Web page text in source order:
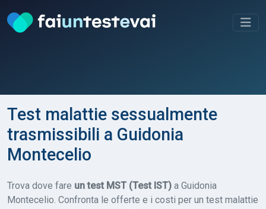
Test malattie sessualmente
trasmissibili a Guidonia
Montecelio
Trova dove fare un test MST (Test IST) a Guidonia
Montecelio. Confronta le offerte e i costi per un test malattie